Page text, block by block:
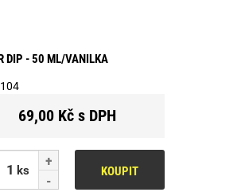
DIP - 50 ML/VANILKA
69,00 Kč s DPH
ks KOUPIT